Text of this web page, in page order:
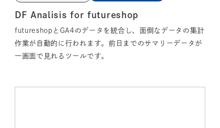
DF Analisis for futureshop
futureshopとGA4のデータを統合し、面倒なデータの集計
作業が自動的に行われます。前日までのサマリーデータが
一画面で見れるツールです。